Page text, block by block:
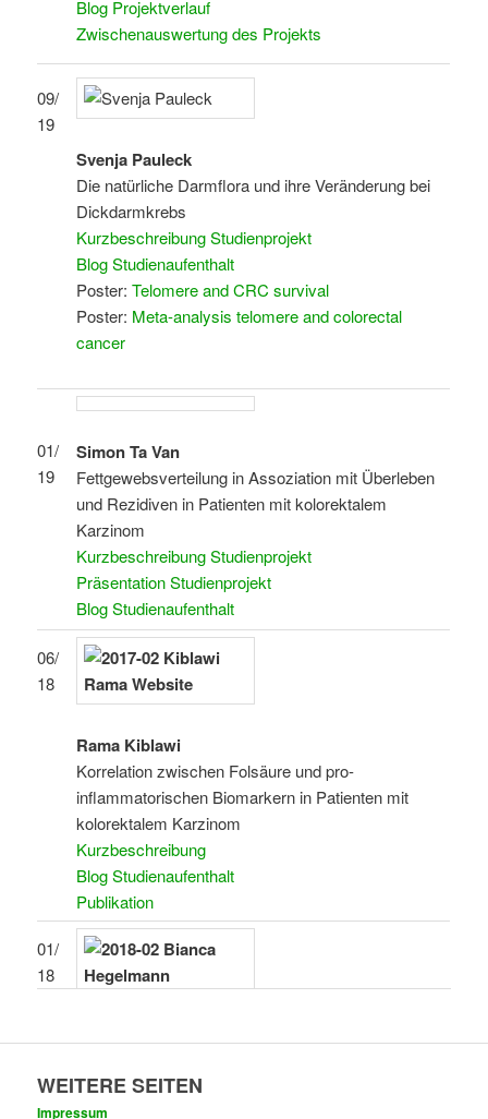
Blog Projektverlauf
Zwischenauswertung des Projekts
09/
19
Svenja Pauleck
Die natürliche Darmflora und ihre Veränderung bei
Dickdarmkrebs
Kurzbeschreibung Studienprojekt
Blog Studienaufenthalt
Poster:Telomere and CRC survival
Poster: Meta-analysis telomere and colorectal
cancer
01/
19
Simon Ta Van
Fettgewebsverteilung in Assoziation mit Überleben
und Rezidiven in Patienten mit kolorektalem
Karzinom
Kurzbeschreibung Studienprojekt
PräsentationStudienprojekt
Blog Studienaufenthalt
06/
18
Rama Kiblawi
Korrelation zwischen Folsäure und pro-
inflammatorischen Biomarkern in Patienten mit
kolorektalem Karzinom
Kurzbeschreibung
Blog Studienaufenthalt
Publikation
01/
18
Darmkrebsvorsorge
Kurzbeschreibung
WEITERE SEITEN
Impressum